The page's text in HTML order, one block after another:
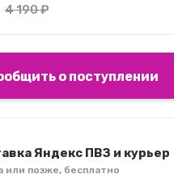
4 190₽
о поступлении
Яндекс ПВЗ и курьер
или позже, бесплатно